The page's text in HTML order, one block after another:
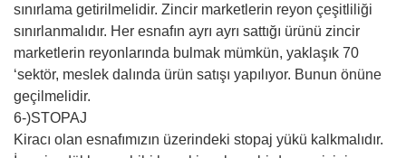
sınırlama getirilmelidir. Zincir marketlerin reyon çeşitliliği
sınırlanmalıdır. Her esnafın ayrı ayrı sattığı ürünü zincir
marketlerin reyonlarında bulmak mümkün, yaklaşık 70
‘sektör, meslek dalında ürün satışı yapılıyor. Bunun önüne
geçilmelidir.
6-)STOPAJ
Kiracı olan esnafımızın üzerindeki stopaj yükü kalkmalıdır.